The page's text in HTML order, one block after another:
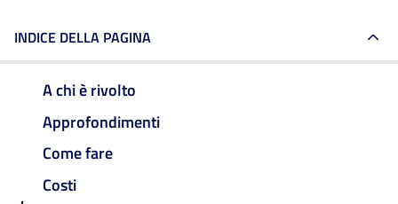
INDICE DELLA PAGINA
A chi è rivolto
Approfondimenti
Come fare
Costi